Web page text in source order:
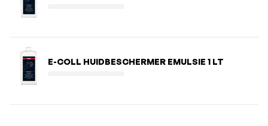
E-COLL HUIDBESCHERMER EMULSIE 1 LT